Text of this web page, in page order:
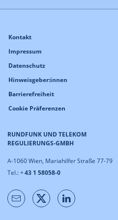
RUNDFUNK UND TELEKOM
REGULIERUNGS-GMBH
A-1060 Wien, Mariahilfer Straße 77-79
Tel.: +43 1 58058-0
Kontakt
Impressum
Datenschutz
Hinweisgeber:innen
Barrierefreiheit
Cookie Präferenzen